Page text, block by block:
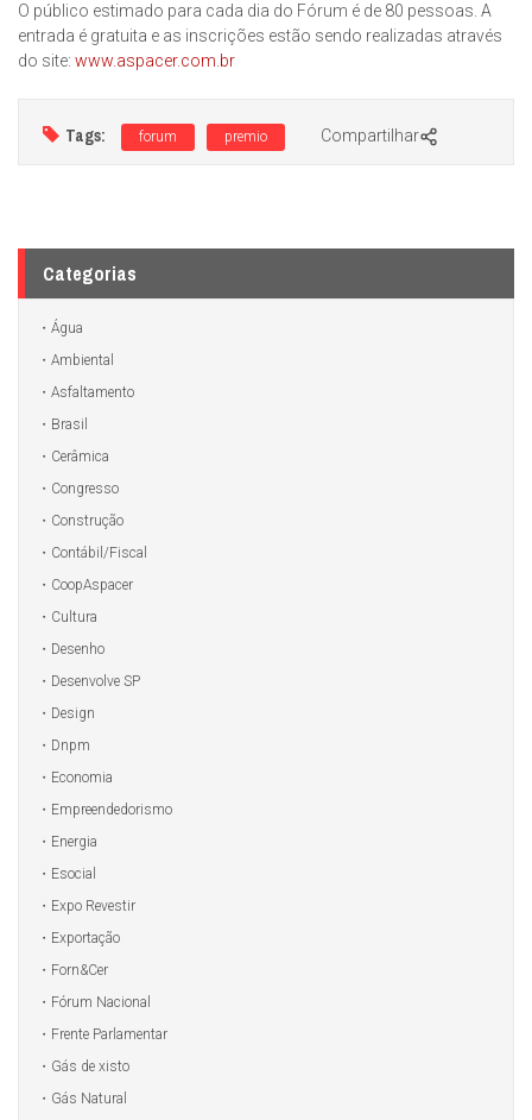
O público estimado para cada dia do Fórum é de 80 pessoas. A
entrada é gratuita e as inscrições estão sendo realizadas através
do site: www.aspacer.com.br
Tags: forum premio Compartilhar
Categorias
Água
Ambiental
Asfaltamento
Brasil
Cerâmica
Congresso
Construção
Contábil/Fiscal
CoopAspacer
Cultura
Desenho
Desenvolve SP
Design
Dnpm
Economia
Empreendedorismo
Energia
Esocial
Expo Revestir
Exportação
Forn&Cer
Fórum Nacional
Frente Parlamentar
Gás de xisto
Gás Natural